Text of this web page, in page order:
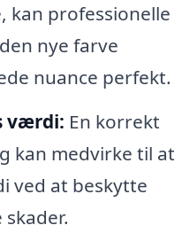
kan professionelle
nye farve
nuance perfekt.
værdi: En korrekt
kan medvirke til at
ved at beskytte